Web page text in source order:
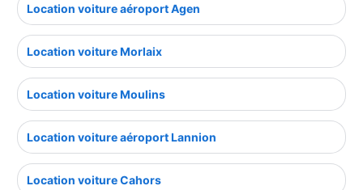
Location voiture aéroport Agen
Location voiture Morlaix
Location voiture Moulins
Location voiture aéroport Lannion
Location voiture Cahors